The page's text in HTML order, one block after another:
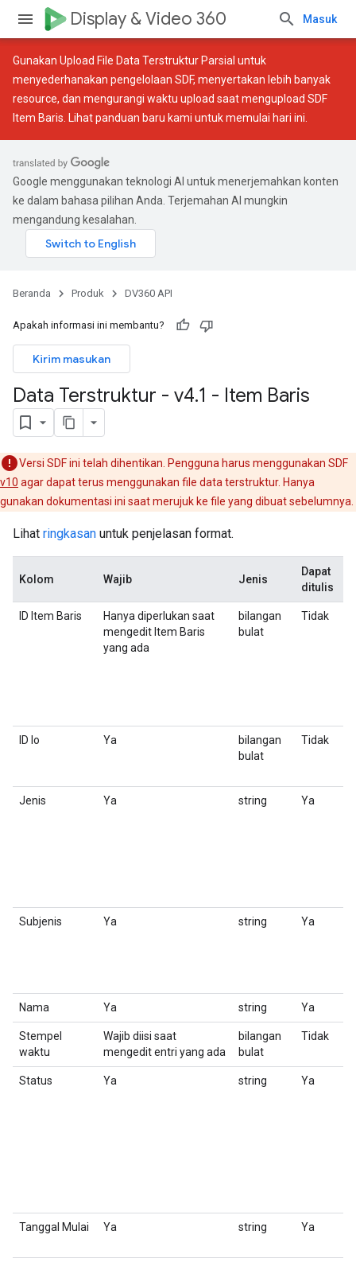
Display & Video 360 Masuk
Gunakan Upload File Data Terstruktur Parsial untuk
menyederhanakan pengelolaan SDF, menyertakan lebih banyak
resource, dan mengurangi waktu upload saat mengupload SDF
Item Baris. Lihatpanduan baru kami untuk memulai hari ini.
Google menggunakan teknologi AI untuk menerjemahkan konten
ke dalam bahasa pilihan Anda. Terjemahan AI mungkin
mengandung kesalahan.
Beranda Produk DV360 API
Apakah informasi ini membantu?
Kirim masukan
Data Terstruktur - v4.1 - Item Baris
Versi SDF ini telah dihentikan. Pengguna harus menggunakan SDF
v10 agar dapat terus menggunakan file data terstruktur. Hanya
gunakan dokumentasi ini saat merujuk ke file yang dibuat sebelumnya.
Lihat ringkasan untuk penjelasan format.
Kolom Wajib Jenis
Dapat
ditulis
ID Item Baris
Hanya diperlukan saat
mengedit Item Baris
yang ada
bilangan
bulat
Tidak
ID Io Ya
bilangan
bulat
Tidak
Jenis Ya string Ya
Subjenis Ya string Ya
Nama Ya string Ya
Stempel
waktu
Wajib diisi saat
mengedit entri yang ada
bilangan
bulat
Tidak
Status Ya string Ya
Tanggal Mulai Ya string Ya